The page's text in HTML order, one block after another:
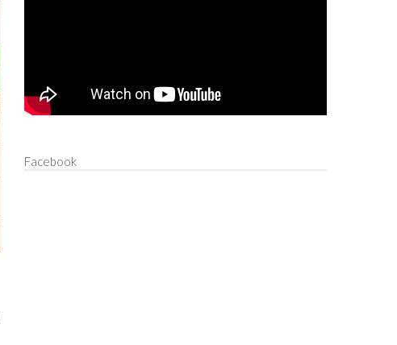
Facebook